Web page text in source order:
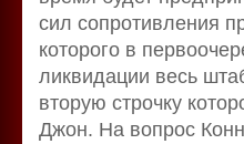
сил сопротивления
которого в
ликвидации весь
вторую строчку
Джон. На вопрос